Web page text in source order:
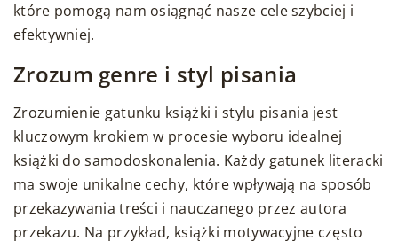
które pomogą nam osiągnąć nasze cele szybciej i
efektywniej.
Zrozum genre i styl pisania
Zrozumienie gatunku książki i stylu pisania jest
kluczowym krokiem w procesie wyboru idealnej
książki do samodoskonalenia. Każdy gatunek literacki
ma swoje unikalne cechy, które wpływają na sposób
przekazywania treści i nauczanego przez autora
przekazu. Na przykład, książki motywacyjne często